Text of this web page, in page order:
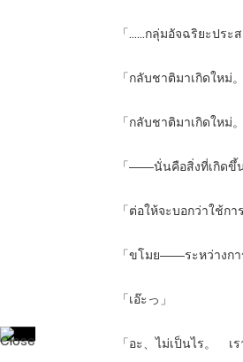
「……กลุ่มอัจฉริยะประส
「กลับชาติมาเกิดใหม่
「กลับชาติมาเกิดใหม่
「――นั่นคือสิ่งที่เกิดขึ้
「ต่อให้จะบอกว่าใช้ก
「ขโมย――ระหว่างกา
「เอ๊ะっ」
「อะ、ไม่เป็นไร。 เ